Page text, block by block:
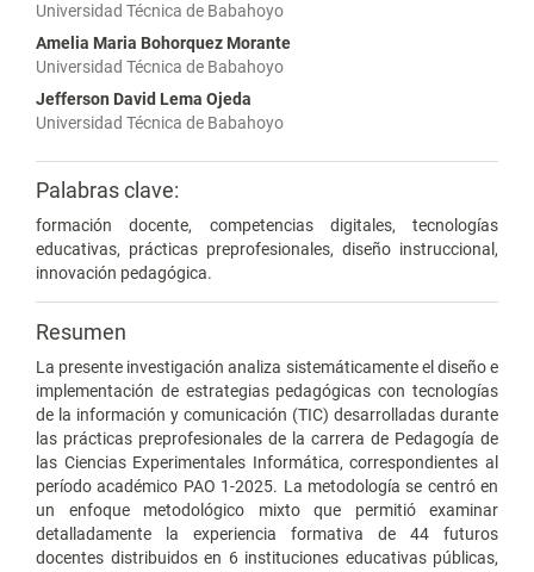
Universidad Técnica de Babahoyo
Amelia Maria Bohorquez Morante
Universidad Técnica de Babahoyo
Jefferson David Lema Ojeda
Universidad Técnica de Babahoyo
Palabras clave:
formación docente, competencias digitales, tecnologías
educativas, prácticas preprofesionales, diseño instruccional,
innovación pedagógica.
Resumen
La presente investigación analiza sistemáticamente el diseño e
implementación de estrategias pedagógicas con tecnologías
de la información y comunicación (TIC) desarrolladas durante
las prácticas preprofesionales de la carrera de Pedagogía de
las Ciencias Experimentales Informática, correspondientes al
período académico PAO 1-2025. La metodología se centró en
un enfoque metodológico mixto que permitió examinar
detalladamente la experiencia formativa de 44 futuros
docentes distribuidos en 6 instituciones educativas públicas,